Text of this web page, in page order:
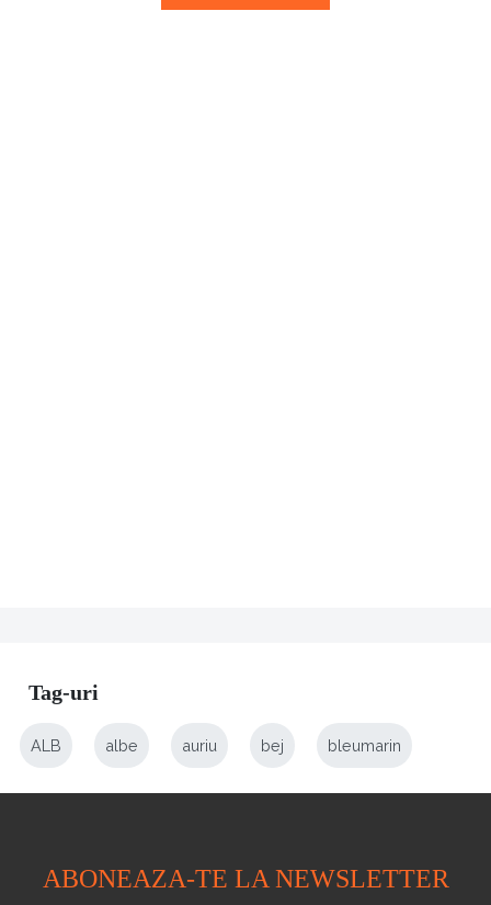
Tag-uri
ALB albe auriu bej bleumarin
ABONEAZA-TE LA NEWSLETTER